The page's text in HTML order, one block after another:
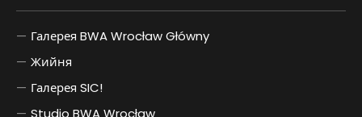
Галерея BWA Wrocław Główny
Жийня
Галерея SIC!
Studio BWA Wrocław